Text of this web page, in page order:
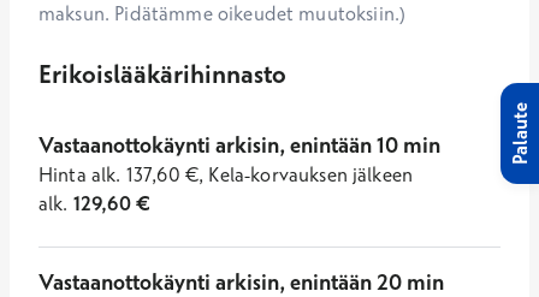
maksun. Pidätämme oikeudet muutoksiin.)
Erikoislääkärihinnasto
Vastaanottokäynti arkisin, enintään 10 min
Hinta alk. 137,60 €, Kela-korvauksen jälkeen
alk. 129,60€
Vastaanottokäynti arkisin, enintään 20 min
Palaute